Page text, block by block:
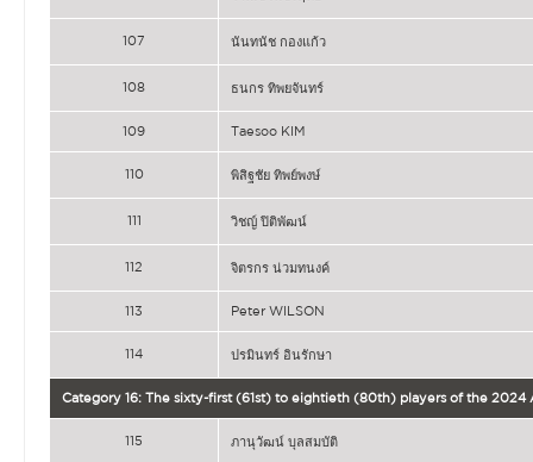
107 นันทนัช กองแก้ว
108 ธนกร ทิพยจันทร์
109 Taesoo KIM
110 พิสิฐชัย ทิพย์พงษ์
111 วิชญ์ ปิติพัฒน์
112 จิตรกร น่วมทนงค์
113 Peter WILSON
114 ปรมินทร์ อินรักษา
Category 16: The sixty-first (61st) to eightieth (80th) players of the 2024
115 ภานุวัฒน์ บุลสมบัติ